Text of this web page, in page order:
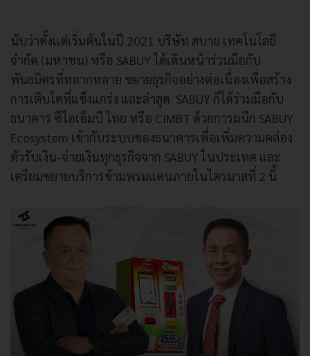
นับว่าตั้งแต่เริ่มต้นในปี 2021 บริษัท สบาย เทคโนโลยี
จำกัด (มหาชน) หรือ SABUY ได้เดินหน้าร่วมมือกับ
พันธมิตรที่หลากหลาย ขยายธุรกิจอย่างต่อเนื่องเพื่อสร้าง
การเติบโตที่แข็งแกร่ง และล่าสุด SABUY ก็ได้ร่วมมือกับ
ธนาคาร ซีไอเอ็มบี ไทย หรือ CIMBT ด้วยการผนึก SABUY
Ecosystem เข้ากับระบบของธนาคารเพื่อเพิ่มความคล่อง
ตัวรับเงิน-จ่ายเงินทุกธุรกิจจาก SABUY ในประเทศ และ
เตรียมขยายบริการข้ามพรมแดนภายในไตรมาสที่ 2 นี้